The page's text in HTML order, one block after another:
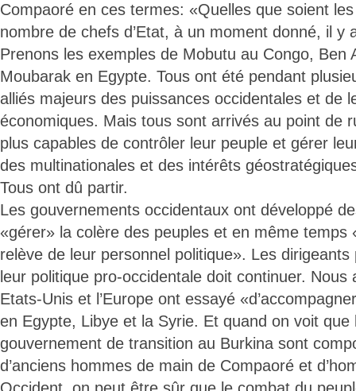
Compaoré en ces termes: «Quelles que soient les
nombre de chefs d’Etat, à un moment donné, il y
Prenons les exemples de Mobutu au Congo, Ben
Moubarak en Egypte. Tous ont été pendant
alliés majeurs des puissances occidentales et de
économiques. Mais tous sont arrivés au point de
plus capables de contrôler leur peuple et gérer
des multinationales et des intérêts
Tous ont dû partir.
Les gouvernements occidentaux ont développé
«gérer» la colère des peuples et en même temps
relève de leur personnel politique». Les
leur politique pro-occidentale doit continuer.
Etats-Unis et l’Europe ont essayé
en Egypte, Libye et la Syrie. Et quand on voit que
gouvernement de transition au Burkina sont
d’anciens hommes de main de Compaoré et